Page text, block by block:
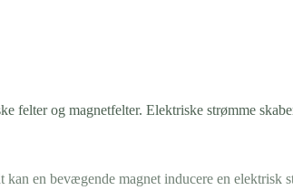
felter og magnetfelter. Elektriske strømme
en bevægende magnet inducere en elektrisk